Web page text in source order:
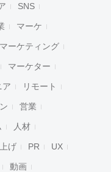
SNS
マーケ
ーケティング
マーケター
ア リモート
営業
人材
げ PR UX
動画